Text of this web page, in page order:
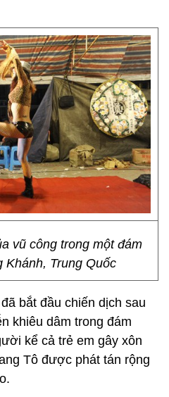
vũ công trong một đám
Khánh, Trung Quốc
bắt đầu chiến dịch sau
khiêu dâm trong đám
kể cả trẻ em gây xôn
Tô được phát tán rộng